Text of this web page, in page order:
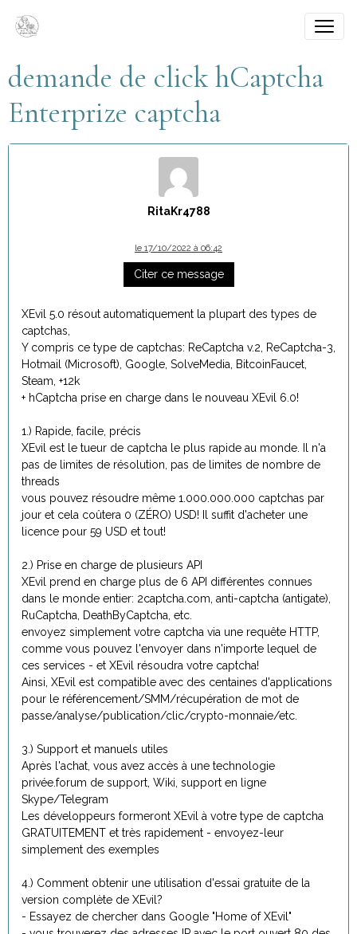
demande de click hCaptcha
Enterprize captcha
RitaKr4788
le 17/10/2022 à 06:42
Citer ce message
XEvil 5.0 résout automatiquement la plupart des types de
captchas,
Y compris ce type de captchas: ReCaptcha v.2, ReCaptcha-3,
Hotmail (Microsoft), Google, SolveMedia, BitcoinFaucet,
Steam, +12k
+ hCaptcha prise en charge dans le nouveau XEvil 6.0!
1.) Rapide, facile, précis
XEvil est le tueur de captcha le plus rapide au monde. Il n'a
pas de limites de résolution, pas de limites de nombre de
threads
vous pouvez résoudre même 1.000.000.000 captchas par
jour et cela coûtera 0 (ZÉRO) USD! Il suffit d'acheter une
licence pour 59 USD et tout!
2.) Prise en charge de plusieurs API
XEvil prend en charge plus de 6 API différentes connues
dans le monde entier: 2captcha.com, anti-captcha (antigate),
RuCaptcha, DeathByCaptcha, etc.
envoyez simplement votre captcha via une requête HTTP,
comme vous pouvez l'envoyer dans n'importe lequel de
ces services - et XEvil résoudra votre captcha!
Ainsi, XEvil est compatible avec des centaines d'applications
pour le référencement/SMM/récupération de mot de
passe/analyse/publication/clic/crypto-monnaie/etc.
3.) Support et manuels utiles
Après l'achat, vous avez accès à une technologie
privée.forum de support, Wiki, support en ligne
Skype/Telegram
Les développeurs formeront XEvil à votre type de captcha
GRATUITEMENT et très rapidement - envoyez-leur
simplement des exemples
4.) Comment obtenir une utilisation d'essai gratuite de la
version complète de XEvil?
- Essayez de chercher dans Google "Home of XEvil"